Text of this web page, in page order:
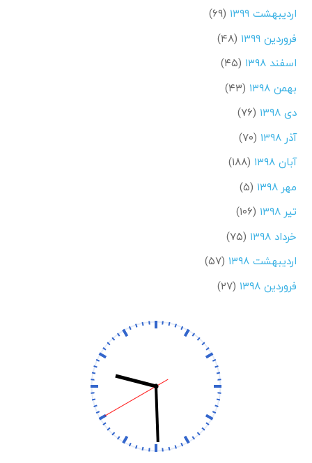
اردیبهشت ۱۳۹۹
(۶۹)
فروردین ۱۳۹۹
(۴۸)
اسفند ۱۳۹۸
(۴۵)
بهمن ۱۳۹۸
(۴۳)
دی ۱۳۹۸
(۷۶)
آذر ۱۳۹۸
(۷۰)
آبان ۱۳۹۸
(۱۸۸)
مهر ۱۳۹۸
(۵)
تیر ۱۳۹۸
(۱۰۶)
خرداد ۱۳۹۸
(۷۵)
اردیبهشت ۱۳۹۸
(۵۷)
فروردین ۱۳۹۸
(۲۷)